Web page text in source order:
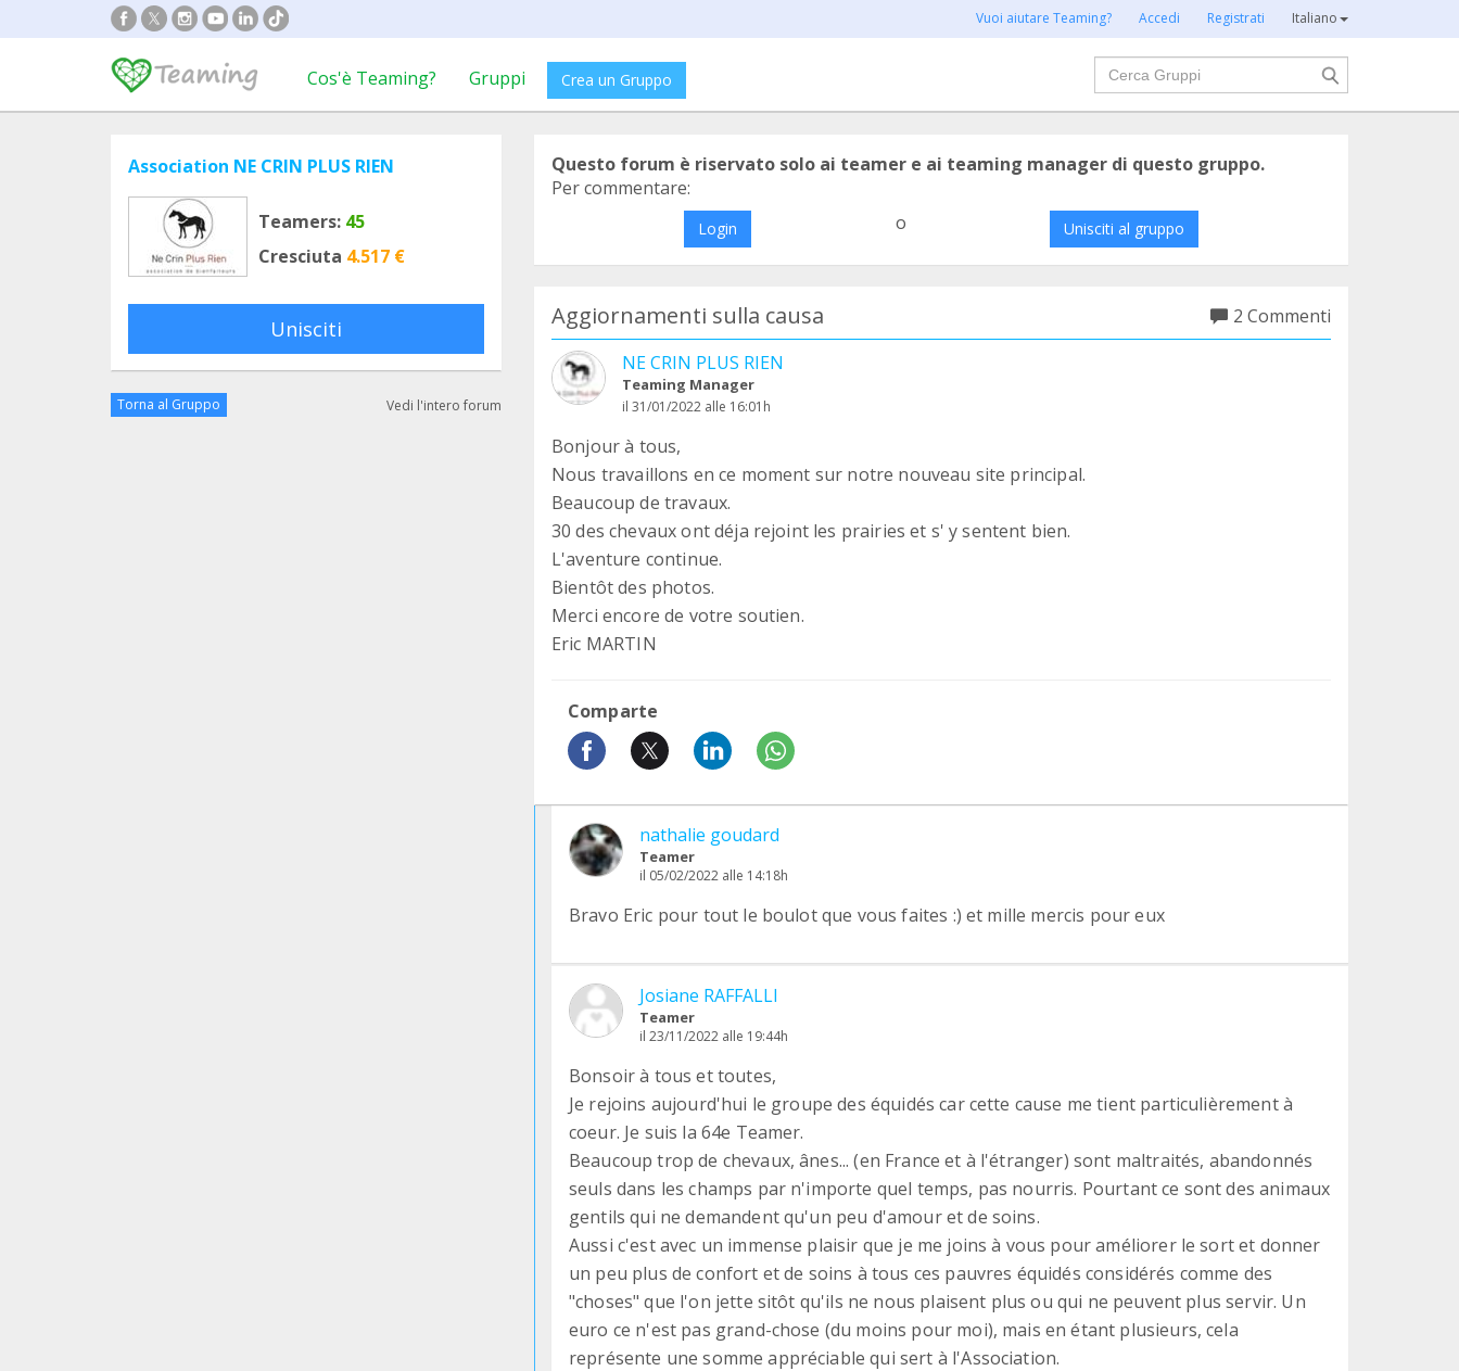
Vuoi aiutare Teaming? Accedi Registrati Italiano
Cos'è Teaming? Gruppi Crea un Gruppo
Cerca
Association NE CRIN PLUS RIEN
Teamers: 45
Cresciuta 4.517 €
Unisciti
Torna al Gruppo Vedi l'intero forum
Questo forum è riservato solo ai teamer e ai teaming manager di questo gruppo.
Per commentare:
Login o Unisciti al gruppo
Aggiornamenti sulla causa
2 Commenti
NE CRIN PLUS RIEN
Teaming Manager
il 31/01/2022 alle 16:01h
Bonjour à tous,
Nous travaillons en ce moment sur notre nouveau site principal.
Beaucoup de travaux.
30 des chevaux ont déja rejoint les prairies et s' y sentent bien.
L'aventure continue.
Bientôt des photos.
Merci encore de votre soutien.
Eric MARTIN
Comparte
nathalie goudard
Teamer
il 05/02/2022 alle 14:18h
Bravo Eric pour tout le boulot que vous faites :) et mille mercis pour eux
Josiane RAFFALLI
Teamer
il 23/11/2022 alle 19:44h
Bonsoir à tous et toutes,
Je rejoins aujourd'hui le groupe des équidés car cette cause me tient particulièrement à
coeur. Je suis la 64e Teamer.
Beaucoup trop de chevaux, ânes... (en France et à l'étranger) sont maltraités, abandonnés
seuls dans les champs par n'importe quel temps, pas nourris. Pourtant ce sont des animaux
gentils qui ne demandent qu'un peu d'amour et de soins.
Aussi c'est avec un immense plaisir que je me joins à vous pour améliorer le sort et donner
un peu plus de confort et de soins à tous ces pauvres équidés considérés comme des
"choses" que l'on jette sitôt qu'ils ne nous plaisent plus ou qui ne peuvent plus servir. Un
euro ce n'est pas grand-chose (du moins pour moi), mais en étant plusieurs, cela
représente une somme appréciable qui sert à l'Association.